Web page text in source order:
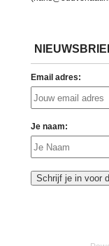
Email adres:
Je naam: